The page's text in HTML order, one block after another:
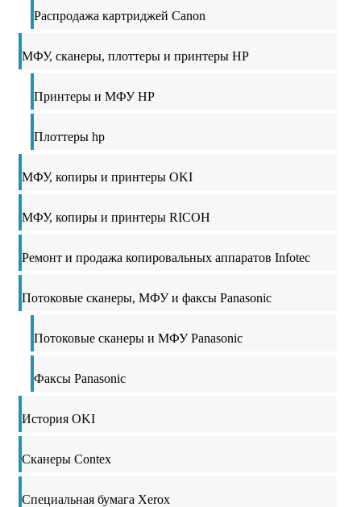
Распродажа картриджей Canon
МФУ, сканеры, плоттеры и принтеры HP
Принтеры и МФУ HP
Плоттеры hp
МФУ, копиры и принтеры OKI
МФУ, копиры и принтеры RICOH
Ремонт и продажа копировальных аппаратов Infotec
Потоковые сканеры, МФУ и факсы Panasonic
Потоковые сканеры и МФУ Panasonic
Факсы Panasonic
История OKI
Сканеры Contex
Специальная бумага Xerox